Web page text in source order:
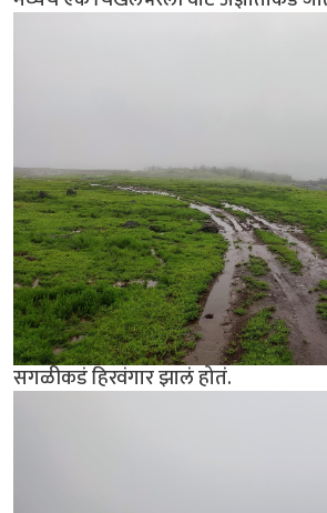
सगळीकडं हिरवंगार झालं होतं.